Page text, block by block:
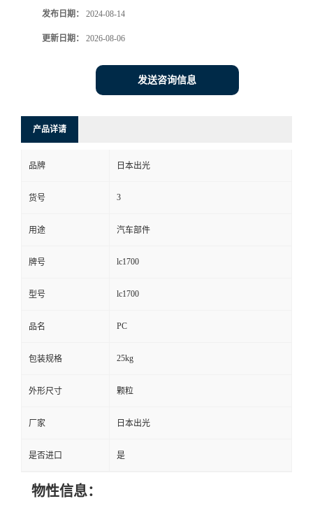
发布日期： 2024-08-14
更新日期： 2026-08-06
发送咨询信息
产品详请
品牌 日本出光
货号 3
用途 汽车部件
牌号 lc1700
型号 lc1700
品名 PC
包装规格 25kg
外形尺寸 颗粒
厂家 日本出光
是否进口 是
物性信息：